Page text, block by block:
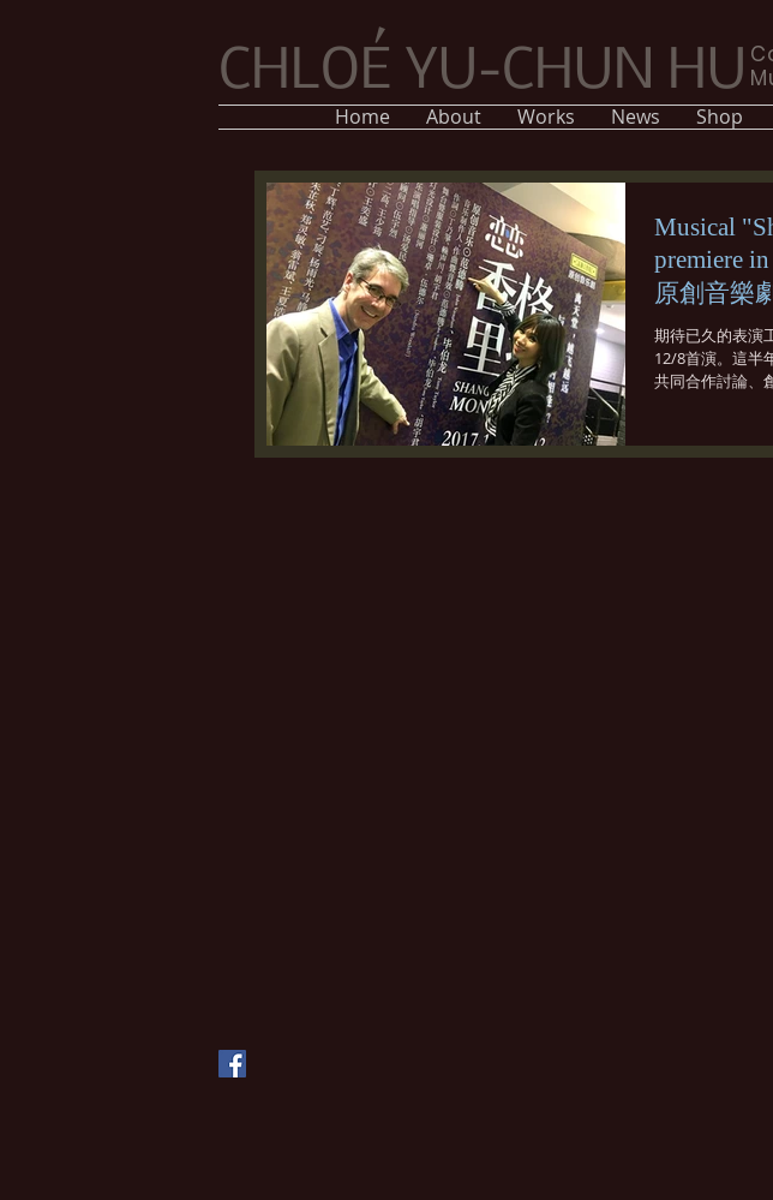
CHLOÉ YU-CHUN HU
Home About Works News Shop
Musical
premiere
原創音樂
期待已久的表演
12/8首演。這半
共同合作討論、
想把...